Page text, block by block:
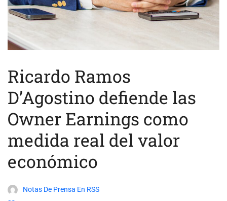
Ricardo Ramos
D’Agostino defiende las
Owner Earnings como
medida real del valor
económico
Notas De Prensa En RSS